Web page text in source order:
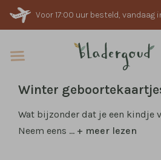
Voor 17:00 uur besteld, vandaag
Winter
Wat bijzonder dat je een kindje
Neem eens ... + meer lezen